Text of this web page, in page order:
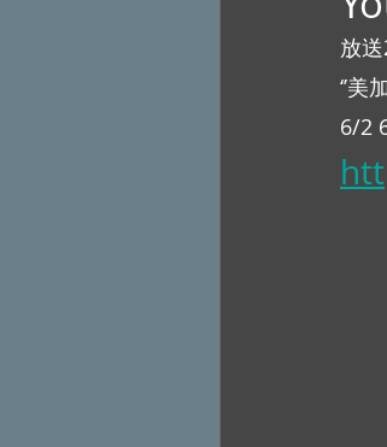
放
‘’美
6/2